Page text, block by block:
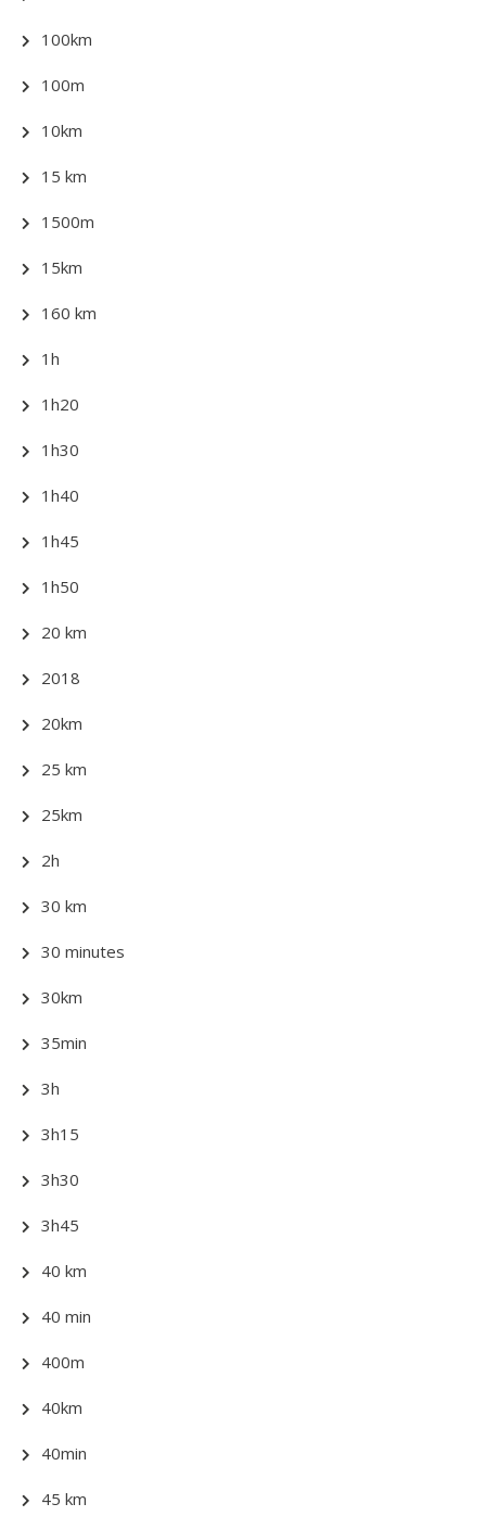
100km
100m
10km
15 km
1500m
15km
160 km
1h
1h20
1h30
1h40
1h45
1h50
20 km
2018
20km
25 km
25km
2h
30 km
30 minutes
30km
35min
3h
3h15
3h30
3h45
40 km
40 min
400m
40km
40min
45 km